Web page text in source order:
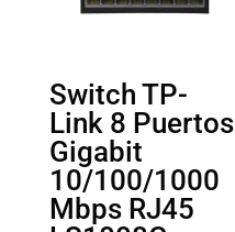
Switch TP-
Link 8 Puertos
Gigabit
10/100/1000
Mbps RJ45